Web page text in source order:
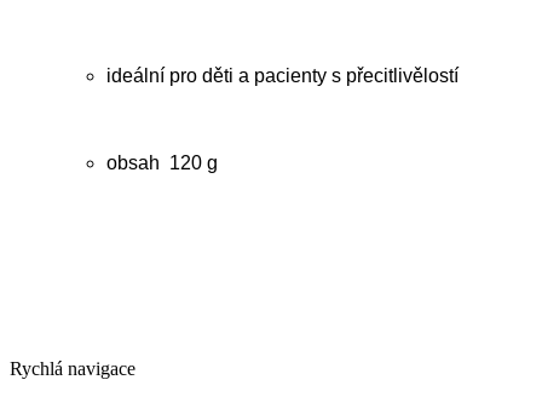
ideální pro děti a pacienty s přecitlivělostí
obsah 120 g
Rychlá navigace